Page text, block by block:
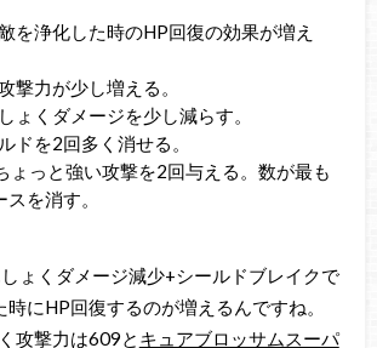
を浄化した時のHP回復の効果が増え
撃力が少し増える。
ょくダメージを少し減らす。
ドを2回多く消せる。
ょっと強い攻撃を2回与える。数が最も
を消す。
ょくダメージ減少+シールドブレイクで
にHP回復するのが増えるんですね。
攻撃力は609と キュアブロッサムスーパ